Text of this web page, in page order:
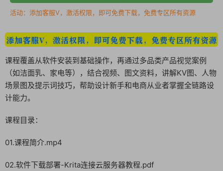
活动：添加客服V，激活权限，即可免费下载，免费专区所有资源
课程覆盖从软件安装到基础操作，再通过多品类产品视觉案例
（如洁面乳、家电等），结合视频、图文资料，讲解KV图、人物
场景图及提示词技巧，帮助设计新手和电商从业者掌握全链路设
计能力。
课程目录：
01.课程简介.mp4
02.软件下载部署-Krita连接云服务器教程.pdf